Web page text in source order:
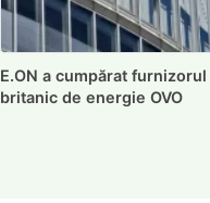
E.ON a cumpărat furnizorul
britanic de energie OVO